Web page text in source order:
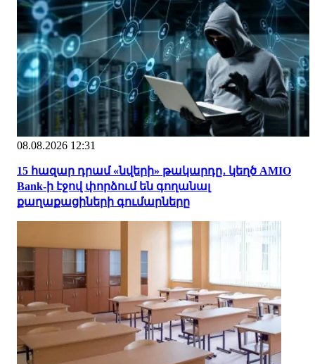
08.08.2026 12:31
15 հազար դրամ «նվերի» թակարդը․ կեղծ AMIO
Bank-ի էջով փորձում են գողանալ
քաղաքացիների գումարները